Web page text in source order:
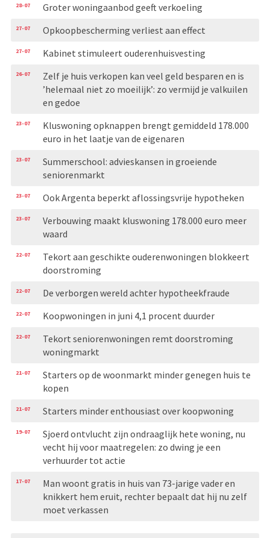
28-07 Groter woningaanbod geeft verkoeling
27-07 Opkoopbescherming verliest aan effect
27-07 Kabinet stimuleert ouderenhuisvesting
26-07
Zelf je huis verkopen kan veel geld besparen en is
’helemaal niet zo moeilijk’: zo vermijd je valkuilen
en gedoe
23-07
Kluswoning opknappen brengt gemiddeld 178.000
euro in het laatje van de eigenaren
23-07
Summerschool: advieskansen in groeiende
seniorenmarkt
23-07 Ook Argenta beperkt aflossingsvrije hypotheken
23-07
Verbouwing maakt kluswoning 178.000 euro meer
waard
22-07
Tekort aan geschikte ouderenwoningen blokkeert
doorstroming
22-07 De verborgen wereld achter hypotheekfraude
22-07 Koopwoningen in juni 4,1 procent duurder
22-07
Tekort seniorenwoningen remt doorstroming
woningmarkt
21-07
Starters op de woonmarkt minder genegen huis te
kopen
21-07 Starters minder enthousiast over koopwoning
19-07
Sjoerd ontvlucht zijn ondraaglijk hete woning, nu
vecht hij voor maatregelen: zo dwing je een
verhuurder tot actie
17-07
Man woont gratis in huis van 73-jarige vader en
knikkert hem eruit, rechter bepaalt dat hij nu zelf
moet verkassen